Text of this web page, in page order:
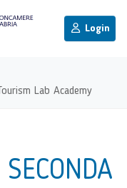
Login
Lab Academy